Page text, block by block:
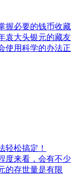
握必要的钱币收藏
袁大头银元的藏友
使用科学的办法正
轻松搞定！
度来看，会有不少
的存世量是有限